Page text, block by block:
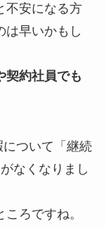
不安になる方
は早いかもし
契約社員でも
ついて「継続
なくなりまし
ろですね。